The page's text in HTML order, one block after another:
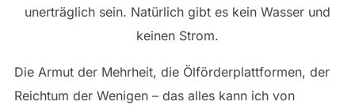
unerträglich sein. Natürlich gibt es kein Wasser und
keinen Strom.
Die Armut der Mehrheit, die Ölförderplattformen, der
Reichtum der Wenigen – das alles kann ich von